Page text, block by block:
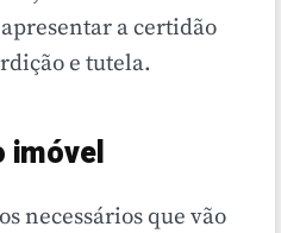
a certidão
e tutela.
imóvel
necessários que vão